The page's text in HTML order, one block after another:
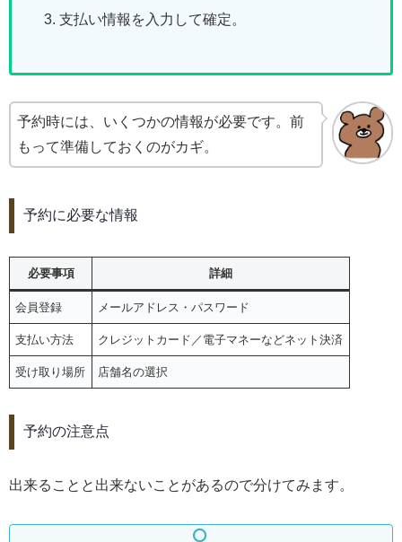
支払い情報を入力して確定。
予約時には、いくつかの情報が必要です。前
もって準備しておくのがカギ。
予約に必要な情報
必要事項 詳細
会員登録 メールアドレス・パスワード
支払い方法 クレジットカード／電子マネーなどネット決済
受け取り場所 店舗名の選択
予約の注意点
出来ることと出来ないことがあるので分けてみます。